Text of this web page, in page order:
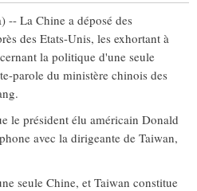
SPORTS
PLANÈTE
La Chine a déposé des
des Etats-Unis, les exhortant à
la politique d'une seule
parole du ministère chinois des
le président élu américain Donald
avec la dirigeante de Taiwan,
seule Chine, et Taiwan constitue